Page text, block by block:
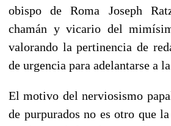
obispo de Roma Joseph
chamán y vicario del
valorando la pertinencia de
de urgencia para adelantarse a
El motivo del nerviosismo
de purpurados no es otro que